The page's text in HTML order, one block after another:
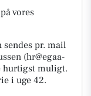
vores
pr. mail
(hr@egaa-
hurtigst muligt.
i uge 42.